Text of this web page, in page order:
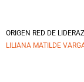
ORIGEN RED DE
LILIANA MATILDE